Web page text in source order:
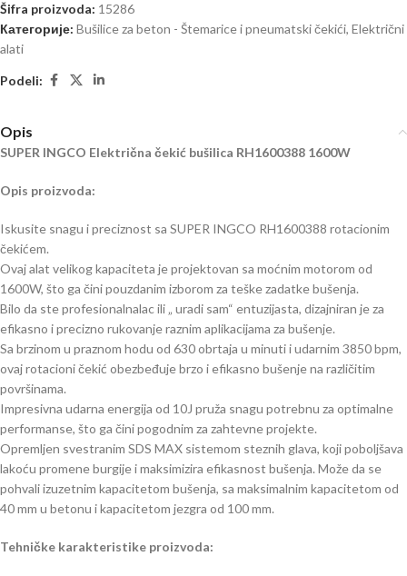
Šifra proizvoda: 15286
Категорије: Bušilice za beton - Štemarice i pneumatski čekići, Električni
alati
Podeli:
Opis
SUPER INGCO Električna čekić bušilica RH1600388 1600W
Opis proizvoda:
Iskusite snagu i preciznost sa SUPER INGCO RH1600388 rotacionim
čekićem.
Ovaj alat velikog kapaciteta je projektovan sa moćnim motorom od
1600W, što ga čini pouzdanim izborom za teške zadatke bušenja.
Bilo da ste profesionalnalac ili „ uradi sam“ entuzijasta, dizajniran je za
efikasno i precizno rukovanje raznim aplikacijama za bušenje.
Sa brzinom u praznom hodu od 630 obrtaja u minuti i udarnim 3850 bpm,
ovaj rotacioni čekić obezbeđuje brzo i efikasno bušenje na različitim
površinama.
Impresivna udarna energija od 10J pruža snagu potrebnu za optimalne
performanse, što ga čini pogodnim za zahtevne projekte.
Opremljen svestranim SDS MAX sistemom steznih glava, koji poboljšava
lakoću promene burgije i maksimizira efikasnost bušenja. Može da se
pohvali izuzetnim kapacitetom bušenja, sa maksimalnim kapacitetom od
40 mm u betonu i kapacitetom jezgra od 100 mm.
Tehničke karakteristike proizvoda: